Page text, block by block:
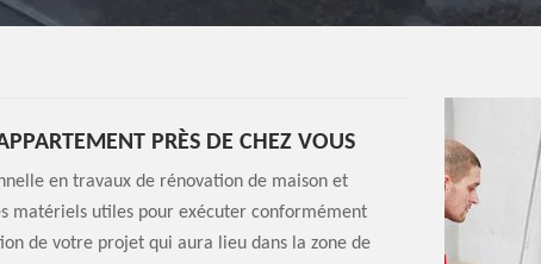
PRÈS DE CHEZ VOUS
en travaux de rénovation de maison et
matériels utiles pour exécuter conformément
de votre projet qui aura lieu dans la zone de